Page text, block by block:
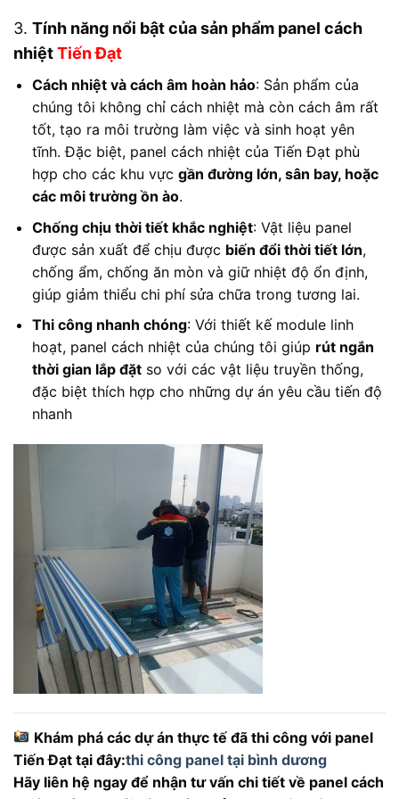
3. Tính năng nổi bật của sản phẩm panel cách
nhiệtTiến Đạt
Cách nhiệt và cách âm hoàn hảo: Sản phẩm của
chúng tôi không chỉ cách nhiệt mà còn cách âm rất
tốt, tạo ra môi trường làm việc và sinh hoạt yên
tĩnh. Đặc biệt, panel cách nhiệt của Tiến Đạt phù
hợp cho các khu vực gần đường lớn, sân bay, hoặc
các môi trường ồn ào.
Chống chịu thời tiết khắc nghiệt: Vật liệu panel
được sản xuất để chịu được biến đổi thời tiết lớn,
chống ẩm, chống ăn mòn và giữ nhiệt độ ổn định,
giúp giảm thiểu chi phí sửa chữa trong tương lai.
Thi công nhanh chóng: Với thiết kế module linh
hoạt, panel cách nhiệt của chúng tôi giúp rút ngắn
thời gian lắp đặtso với các vật liệu truyền thống,
đặc biệt thích hợp cho những dự án yêu cầu tiến độ
nhanh
Khám phá các dự án thực tế đã thi công với panel
Tiến Đạt tại đây:thi công panel tại bình dương
Hãy liên hệ ngay để nhận tư vấn chi tiết về panel cách